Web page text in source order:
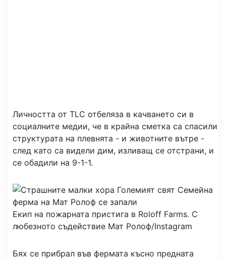
Личността от TLC отбеляза в качването си в
социалните медии, че в крайна сметка са спасили
структурата на плевнята - и животните вътре -
след като са видели дим, изливащ се отстрани, и
се обадили на 9-1-1.
Екип на пожарната пристига в Roloff Farms. С
любезното съдействие Мат Ролоф/Instagram
Бях се прибрал във фермата късно предната